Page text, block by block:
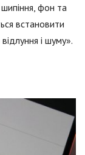
фон та
встановити
і шуму».